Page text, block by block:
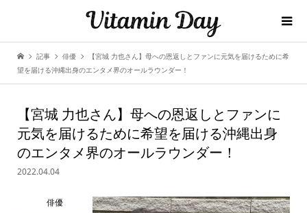
記事 俳優
【宮城 力也さん】母への恩返しとファンに元気を届けるために希
望を届ける沖縄出身のエンタメ界のオールラウンダー！
【宮城 力也さん】母への恩返しとファンに
元気を届けるために希望を届ける沖縄出身
のエンタメ界のオールラウンダー！
2022.04.04
俳優